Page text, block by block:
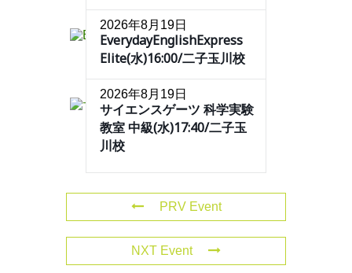
2026年8月19日
EverydayEnglishExpress
Elite(水)16:00/二子玉川校
2026年8月19日
サイエンスゲーツ 科学実験
教室 中級(水)17:40/二子玉
川校
PRV Event
NXT Event